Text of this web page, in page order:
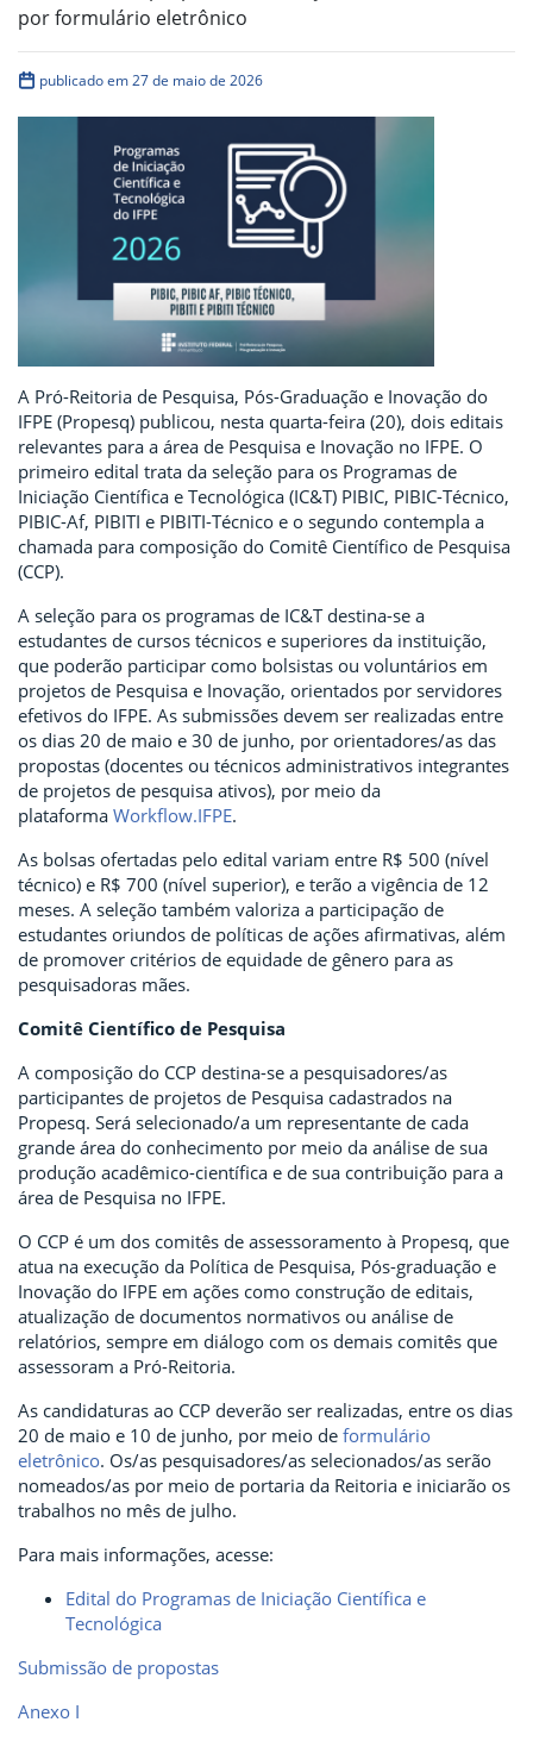
por formulário eletrônico
publicado em 27 de maio de 2026
A Pró-Reitoria de Pesquisa, Pós-Graduação e Inovação do
IFPE (Propesq) publicou, nesta quarta-feira (20), dois editais
relevantes para a área de Pesquisa e Inovação no IFPE. O
primeiro edital trata da seleção para os Programas de
Iniciação Científica e Tecnológica (IC&T) PIBIC, PIBIC-Técnico,
PIBIC-Af, PIBITI e PIBITI-Técnico e o segundo contempla a
chamada para composição do Comitê Científico de Pesquisa
(CCP).
A seleção para os programas de IC&T destina-se a
estudantes de cursos técnicos e superiores da instituição,
que poderão participar como bolsistas ou voluntários em
projetos de Pesquisa e Inovação, orientados por servidores
efetivos do IFPE. As submissões devem ser realizadas entre
os dias 20 de maio e 30 de junho, por orientadores/as das
propostas (docentes ou técnicos administrativos integrantes
de projetos de pesquisa ativos), por meio da
plataforma Workflow.IFPE.
As bolsas ofertadas pelo edital variam entre R$ 500 (nível
técnico) e R$ 700 (nível superior), e terão a vigência de 12
meses. A seleção também valoriza a participação de
estudantes oriundos de políticas de ações afirmativas, além
de promover critérios de equidade de gênero para as
pesquisadoras mães.
Comitê Científico de Pesquisa
A composição do CCP destina-se a pesquisadores/as
participantes de projetos de Pesquisa cadastrados na
Propesq. Será selecionado/a um representante de cada
grande área do conhecimento por meio da análise de sua
produção acadêmico-científica e de sua contribuição para a
área de Pesquisa no IFPE.
O CCP é um dos comitês de assessoramento à Propesq, que
atua na execução da Política de Pesquisa, Pós-graduação e
Inovação do IFPE em ações como construção de editais,
atualização de documentos normativos ou análise de
relatórios, sempre em diálogo com os demais comitês que
assessoram a Pró-Reitoria.
As candidaturas ao CCP deverão ser realizadas, entre os dias
20 de maio e 10 de junho, por meio de formulário
eletrônico. Os/as pesquisadores/as selecionados/as serão
nomeados/as por meio de portaria da Reitoria e iniciarão os
trabalhos no mês de julho.
Para mais informações, acesse:
Edital do Programas de Iniciação Científica e
Tecnológica
Submissão de propostas
Anexo I